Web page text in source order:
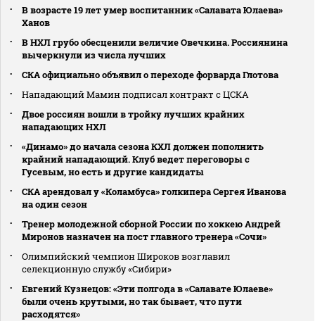
В возрасте 19 лет умер воспитанник «Салавата Юлаева»
Ханов
В НХЛ грубо обесценили величие Овечкина. Россиянина
вычеркнули из числа лучших
СКА официально объявил о переходе форварда Глотова
Нападающий Мамин подписал контракт с ЦСКА
Двое россиян вошли в тройку лучших крайних
нападающих НХЛ
«Динамо» до начала сезона КХЛ должен пополнить
крайний нападающий. Клуб ведет переговоры с
Гусевым, но есть и другие кандидаты
СКА арендовал у «Коламбуса» голкипера Сергея Иванова
на один сезон
Тренер молодежной сборной России по хоккею Андрей
Миронов назначен на пост главного тренера «Сочи»
Олимпийский чемпион Широков возглавил
селекционную службу «Сибири»
Евгений Кузнецов: «Эти полгода в «Салавате Юлаеве»
были очень крутыми, но так бывает, что пути
расходятся»